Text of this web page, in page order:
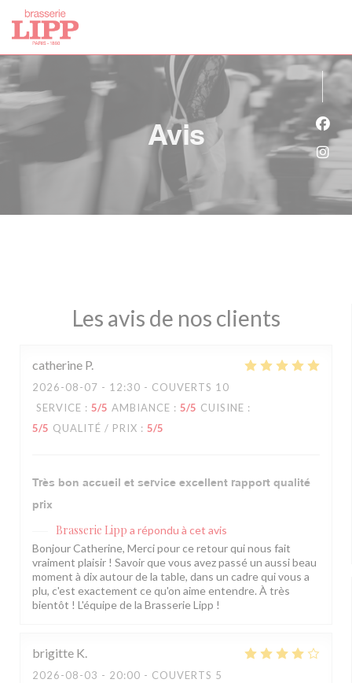
Personnalisation de vos choix en matière de cookies
Avis
Les avis de nos clients
catherine P
2026-08-07 - 12:30 - COUVERTS 10
SERVICE : 5/5 AMBIANCE : 5/5 CUISINE :
5/5 QUALITÉ / PRIX : 5/5
Très bon accueil et service excellent rapport qualité
prix
Brasserie Lipp a répondu à cet avis
Bonjour Catherine, Merci pour ce retour qui nous fait
vraiment plaisir ! Savoir que vous avez passé un aussi beau
moment à dix autour de la table, dans un cadre qui vous a
plu, c'est exactement ce qu'on aime entendre. À très
bientôt ! L'équipe de la Brasserie Lipp !
brigitte K
2026-08-03 - 20:00 - COUVERTS 5